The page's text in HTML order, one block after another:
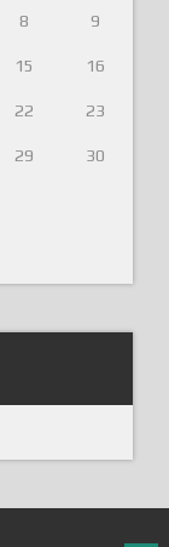
8 9
15 16
22 23
29 30